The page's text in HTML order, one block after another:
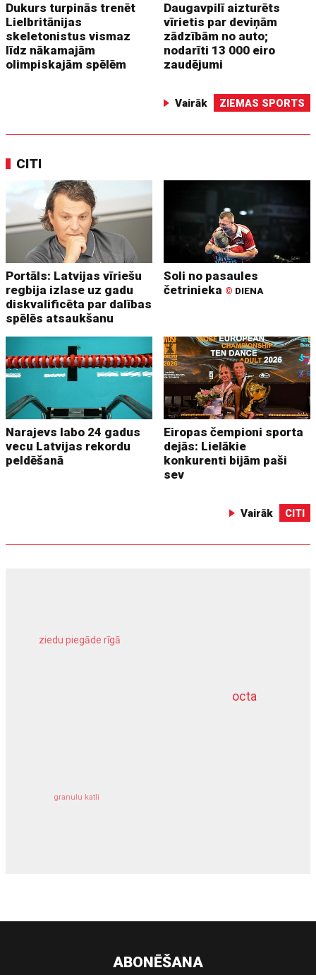
Dukurs turpinās trenēt
Lielbritānijas
skeletonistus vismaz
līdz nākamajām
olimpiskajām spēlēm
Daugavpilī aizturēts
vīrietis par deviņām
zādzībām no auto;
nodarīti 13 000 eiro
zaudējumi
Vairāk ZIEMAS SPORTS
CITI
Portāls: Latvijas vīriešu
regbija izlase uz gadu
diskvalificēta par dalības
spēlēs atsaukšanu
Soli no pasaules
četrinieka © DIENA
Narajevs labo 24 gadus
vecu Latvijas rekordu
peldēšanā
Eiropas čempioni sporta
dejās: Lielākie
konkurenti bijām paši
sev
Vairāk CITI
octa
ziedu piegāde rīgā
granulu katli
dziļurbums
ABONĒŠANA